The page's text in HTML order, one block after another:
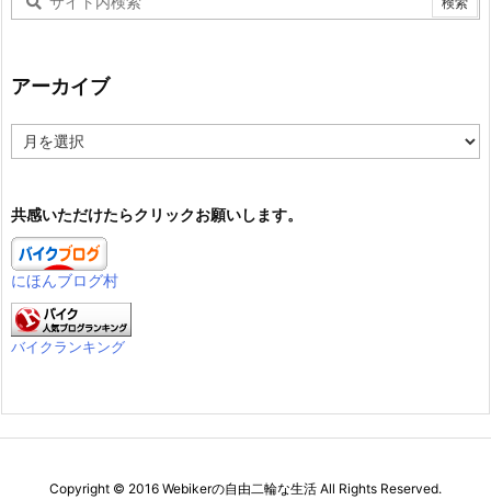
アーカイブ
ー
ブ
共感いただけたらクリックお願いします。
にほんブログ村
バイクランキング
Copyright © 2016 Webikerの自由二輪な生活 All Rights Reserved.